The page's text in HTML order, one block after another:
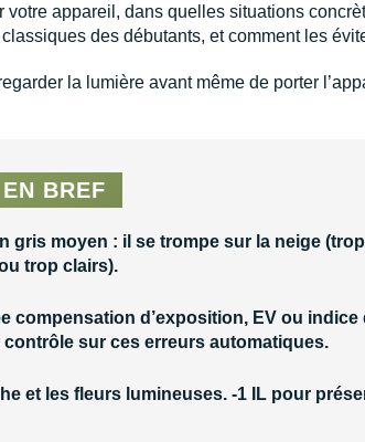
votre appareil, dans quelles situations
des débutants, et comment les
la lumière avant même de porter
BREF
gris moyen : il se trompe sur la neige
trop clairs).
compensation d’exposition, EV ou indice
sur ces erreurs automatiques.
et les fleurs lumineuses. -1 IL pour